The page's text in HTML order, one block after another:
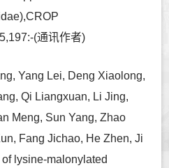
(通讯作者)
Yang Lei, Deng Xiaolong,
Qi Liangxuan, Li Jing,
Meng, Sun Yang, Zhao
Fang Jichao, He Zhen, Ji
lysine-malonylated